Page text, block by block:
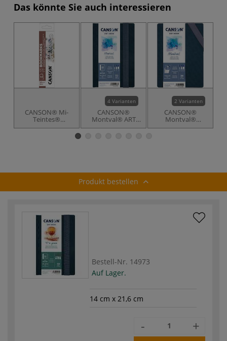
Das könnte Sie auch interessieren
CANSON® Mi-
Teintes®
Pastellpapier
Lesezeichenformat,
4 Varianten
CANSON®
Montval® ART
BOOK,
2 Varianten
CANSON®
Montval®
Leporello ART
Produkt bestellen
Bestell-Nr. 14973
Auf Lager.
14 cm x 21,6 cm
- +